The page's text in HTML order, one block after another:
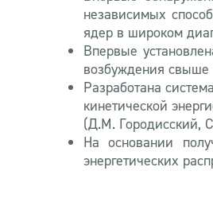
независимых
ядер в широком
Впервые
возбуждения
Разработана
кинетической
(Д.М. Городисский,
На основании
энергетических